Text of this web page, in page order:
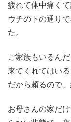
疲れて体中痛く
ウチの下の通り
た。
ご家族もいるん
来てくれてはい
だから頼るので
お母さんの家だ